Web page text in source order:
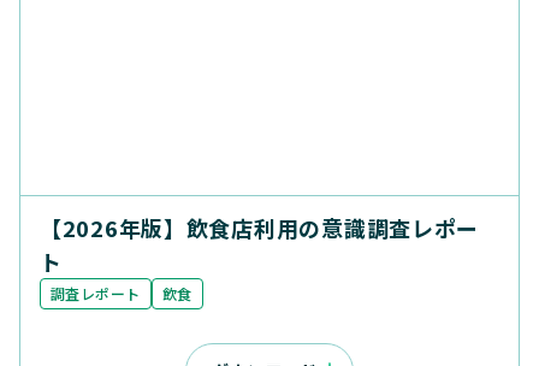
【2026年版】飲食店利用の意識調査レポー
ト
調査レポート 飲食